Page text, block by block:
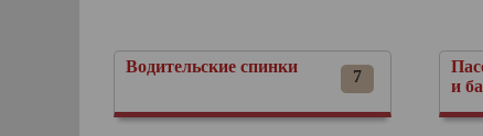
Водительские спинки
7
и